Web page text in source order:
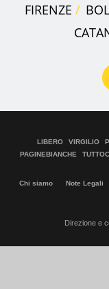
FIRENZE
LIBERO VIRGILIO
PAGINEBIANCHE
Chi siamo Note Legali
Direzione e